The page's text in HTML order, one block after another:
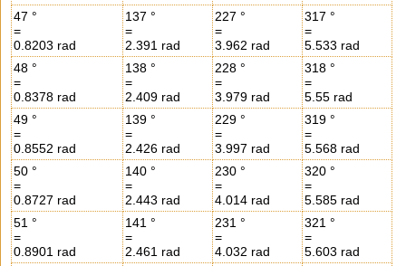
47 °
=
0.8203 rad
137 °
=
2.391 rad
227 °
=
3.962 rad
317 °
=
5.533 rad
48 °
=
0.8378 rad
138 °
=
2.409 rad
228 °
=
3.979 rad
318 °
=
5.55 rad
49 °
=
0.8552 rad
139 °
=
2.426 rad
229 °
=
3.997 rad
319 °
=
5.568 rad
50 °
=
0.8727 rad
140 °
=
2.443 rad
230 °
=
4.014 rad
320 °
=
5.585 rad
51 °
=
0.8901 rad
141 °
=
2.461 rad
231 °
=
4.032 rad
321 °
=
5.603 rad